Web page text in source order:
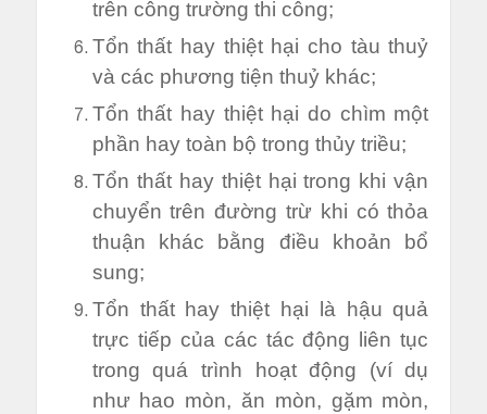
trên công trường thi công;
Tổn thất hay thiệt hại cho tàu thuỷ
và các phương tiện thuỷ khác;
Tổn thất hay thiệt hại do chìm một
phần hay toàn bộ trong thủy triều;
Tổn thất hay thiệt hại trong khi vận
chuyển trên đường trừ khi có thỏa
thuận khác bằng điều khoản bổ
sung;
Tổn thất hay thiệt hại là hậu quả
trực tiếp của các tác động liên tục
trong quá trình hoạt động (ví dụ
như hao mòn, ăn mòn, gặm mòn,